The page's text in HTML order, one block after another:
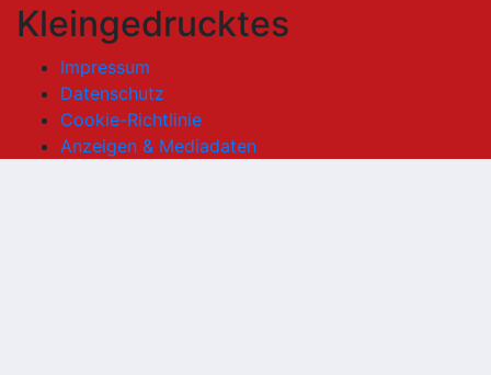
Kleingedrucktes
Impressum
Datenschutz
Cookie-Richtlinie
Anzeigen & Mediadaten